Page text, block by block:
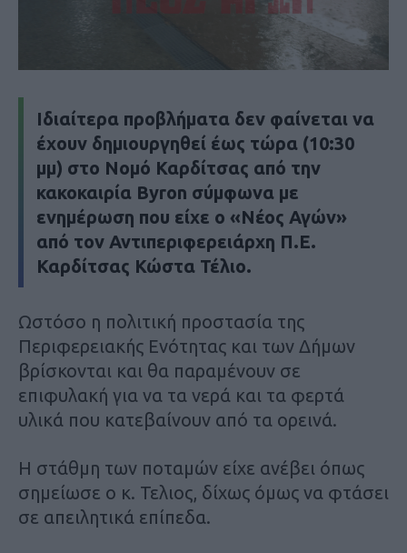
Ιδιαίτερα προβλήματα δεν φαίνεται να
έχουν δημιουργηθεί έως τώρα (10:30
μμ) στο Νομό Καρδίτσας από την
κακοκαιρία Byron σύμφωνα με
ενημέρωση που είχε ο «Νέος Αγών»
από τον Αντιπεριφερειάρχη Π.Ε.
Καρδίτσας Κώστα Τέλιο.
Ωστόσο η πολιτική προστασία της
Περιφερειακής Ενότητας και των Δήμων
βρίσκονται και θα παραμένουν σε
επιφυλακή για να τα νερά και τα φερτά
υλικά που κατεβαίνουν από τα ορεινά.
Η στάθμη των ποταμών είχε ανέβει όπως
σημείωσε ο κ. Τελιος, δίχως όμως να φτάσει
σε απειλητικά επίπεδα.